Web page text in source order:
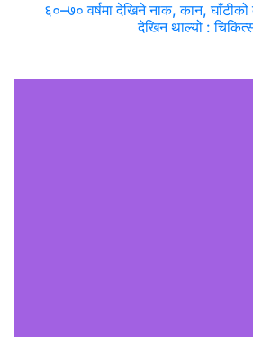
६०–७० वर्षमा देखिने नाक, कान, घाँटीको
देखिन थाल्यो :